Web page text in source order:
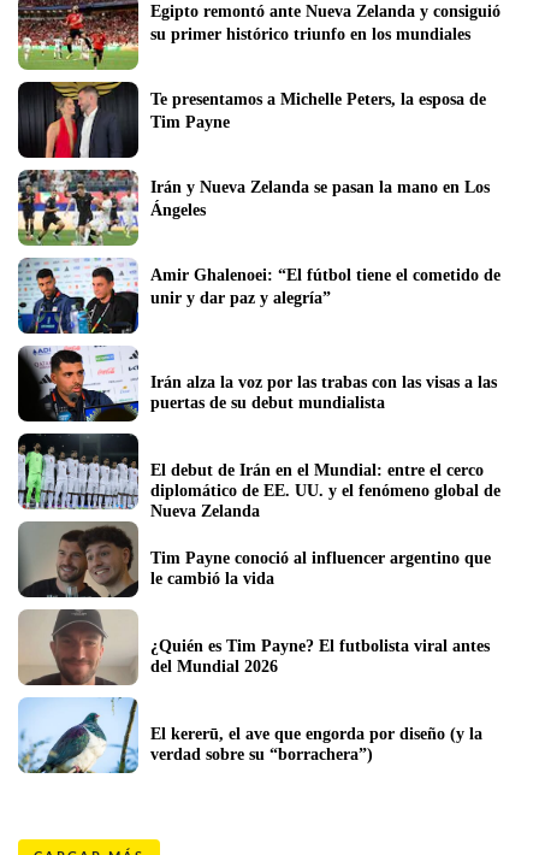
Egipto remontó ante Nueva Zelanda y consiguió
su primer histórico triunfo en los mundiales
Te presentamos a Michelle Peters, la esposa de
Tim Payne
Irán y Nueva Zelanda se pasan la mano en Los
Ángeles
Amir Ghalenoei: “El fútbol tiene el cometido de
unir y dar paz y alegría”
Irán alza la voz por las trabas con las visas a las
El debut de Irán en el Mundial: entre el cerco
diplomático de EE. UU. y el fenómeno global de
Nueva Zelanda
Tim Payne conoció al influencer argentino que
le cambió la vida
¿Quién es Tim Payne? El futbolista viral antes
del Mundial 2026
El kererū, el ave que engorda por diseño (y la
verdad sobre su “borrachera”)